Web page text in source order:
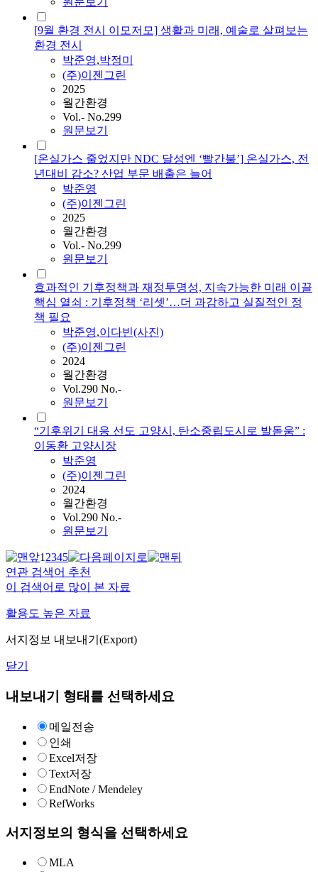
[9월 환경 전시 이모저모] 생활과 미래, 예술로 살펴보는
환경 전시
박준영,박정미
(주)이젠그린
2025
월간환경
Vol.- No.299
원문보기
[온실가스 줄었지만 NDC 달성엔 ‘빨간불’] 온실가스, 전
년대비 감소? 산업 부문 배출은 늘어
박준영
(주)이젠그린
2025
월간환경
Vol.- No.299
원문보기
효과적인 기후정책과 재정투명성, 지속가능한 미래 이끌
핵심 열쇠 : 기후정책 ‘리셋’…더 과감하고 실질적인 정
책 필요
박준영,이다빈(사진)
(주)이젠그린
2024
월간환경
Vol.290 No.-
원문보기
“기후위기 대응 선도 고양시, 탄소중립도시로 발돋움” :
이동환 고양시장
박준영
(주)이젠그린
2024
월간환경
Vol.290 No.-
원문보기
12345
연관 검색어 추천
이 검색어로 많이 본 자료
활용도 높은 자료
서지정보 내보내기(Export)
닫기
내보내기 형태를 선택하세요
메일전송
인쇄
Excel저장
Text저장
EndNote / Mendeley
RefWorks
서지정보의 형식을 선택하세요
MLA